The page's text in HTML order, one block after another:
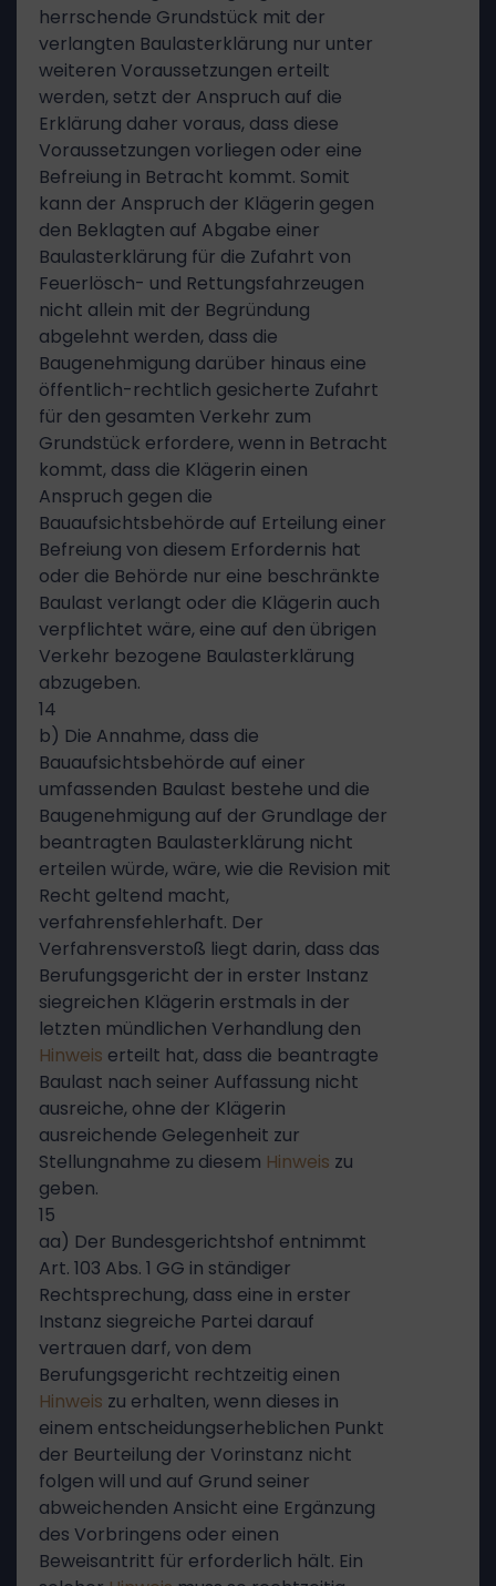
herrschende Grundstück mit der
verlangten Baulasterklärung nur unter
weiteren Voraussetzungen erteilt
werden, setzt der Anspruch auf die
Erklärung daher voraus, dass diese
Voraussetzungen vorliegen oder eine
Befreiung in Betracht kommt. Somit
kann der Anspruch der Klägerin gegen
den Beklagten auf Abgabe einer
Baulasterklärung für die Zufahrt von
Feuerlösch- und Rettungsfahrzeugen
nicht allein mit der Begründung
abgelehnt werden, dass die
Baugenehmigung darüber hinaus eine
öffentlich-rechtlich gesicherte Zufahrt
für den gesamten Verkehr zum
Grundstück erfordere, wenn in Betracht
kommt, dass die Klägerin einen
Anspruch gegen die
Bauaufsichtsbehörde auf Erteilung einer
Befreiung von diesem Erfordernis hat
oder die Behörde nur eine beschränkte
Baulast verlangt oder die Klägerin auch
verpflichtet wäre, eine auf den übrigen
Verkehr bezogene Baulasterklärung
abzugeben.
14
b) Die Annahme, dass die
Bauaufsichtsbehörde auf einer
umfassenden Baulast bestehe und die
Baugenehmigung auf der Grundlage der
beantragten Baulasterklärung nicht
erteilen würde, wäre, wie die Revision mit
Recht geltend macht,
verfahrensfehlerhaft. Der
Verfahrensverstoß liegt darin, dass das
Berufungsgericht der in erster Instanz
siegreichen Klägerin erstmals in der
letzten mündlichen Verhandlung den
Hinweis erteilt hat, dass die beantragte
Baulast nach seiner Auffassung nicht
ausreiche, ohne der Klägerin
ausreichende Gelegenheit zur
Stellungnahme zu diesem Hinweis zu
geben.
15
aa) Der Bundesgerichtshof entnimmt
Art. 103 Abs. 1 GG in ständiger
Rechtsprechung, dass eine in erster
Instanz siegreiche Partei darauf
vertrauen darf, von dem
Berufungsgericht rechtzeitig einen
Hinweis zu erhalten, wenn dieses in
einem entscheidungserheblichen Punkt
der Beurteilung der Vorinstanz nicht
folgen will und auf Grund seiner
abweichenden Ansicht eine Ergänzung
des Vorbringens oder einen
Beweisantritt für erforderlich hält. Ein